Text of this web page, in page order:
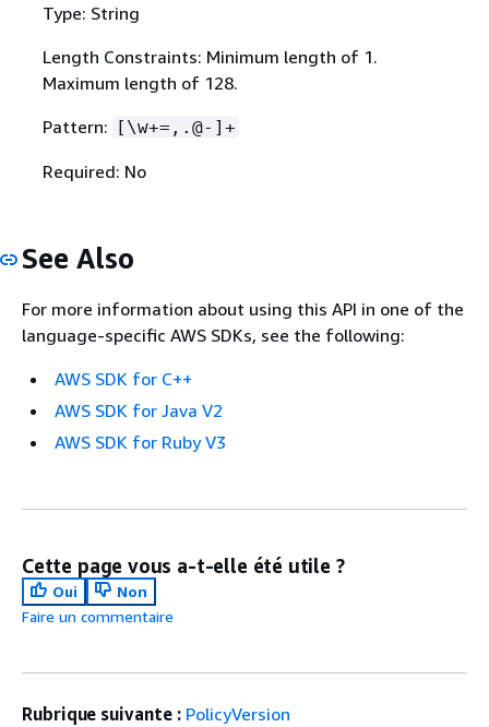
Type: String
Length Constraints: Minimum length of 1.
Maximum length of 128.
Pattern: [\w+=,.@-]+
Required: No
See Also
For more information about using this API in one of the
language-specific AWS SDKs, see the following:
AWS SDK for C++
AWS SDK for Java V2
AWS SDK for Ruby V3
Cette page vous a-t-elle été utile ?
Oui
Non
Faire un commentaire
Rubrique suivante : PolicyVersion